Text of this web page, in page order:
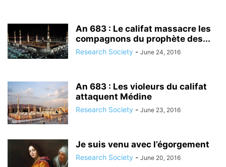
An 683 : Le califat massacre les
compagnons du prophète des...
Research Society - June 24, 2016
An 683 : Les violeurs du califat
attaquent Médine
Research Society - June 23, 2016
Je suis venu avec l’égorgement
Research Society - June 20, 2016